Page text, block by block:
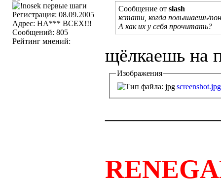
Регистрация: 08.09.2005
Адрес: НА*** ВСЕХ!!!
Сообщений: 805
Рейтинг мнений:
Сообщение от slash
кстати, когда повышаешь/
А как их у себя прочитать?
щёлкаешь на
Изображения
screenshot.jpg